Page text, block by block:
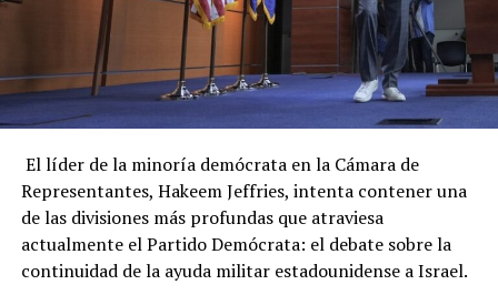
El líder de la minoría demócrata en la Cámara de
Representantes, Hakeem Jeffries, intenta contener una
de las divisiones más profundas que atraviesa
actualmente el Partido Demócrata: el debate sobre la
continuidad de la ayuda militar estadounidense a Israel.